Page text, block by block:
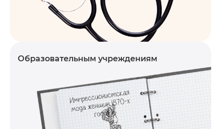
Образовательным учреждениям